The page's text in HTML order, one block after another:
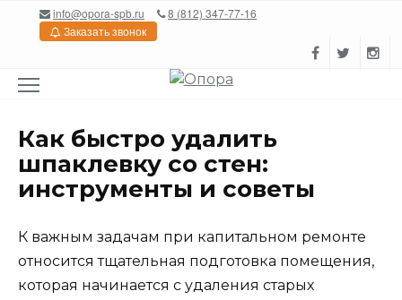
Перейтиinfo@opora-spb.ru
8 (812) 347-77-16
Заказать звонок
Как быстро удалить
шпаклевку со стен:
инструменты и советы
К важным задачам при капитальном ремонте
относится тщательная подготовка помещения,
которая начинается с удаления старых